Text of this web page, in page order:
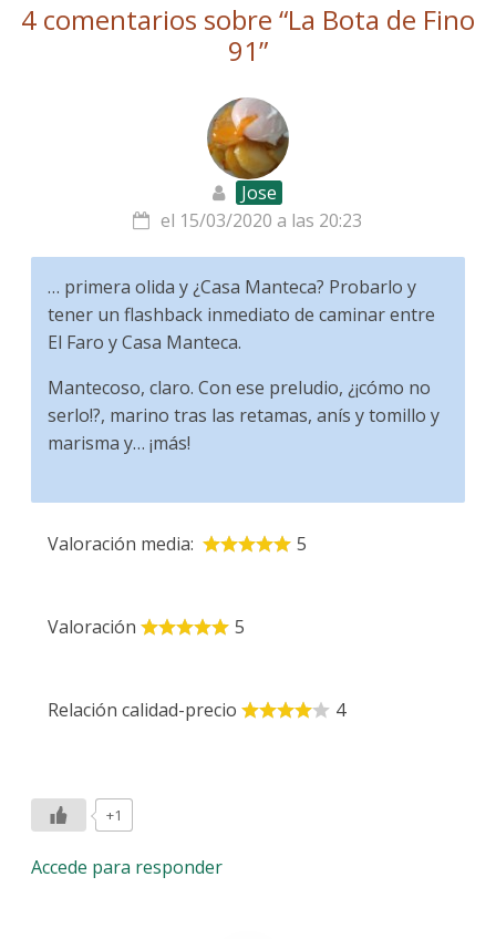
4 comentarios sobre “La Bota de Fino
91”
Jose
el 15/03/2020 a las 20:23
… primera olida y ¿Casa Manteca? Probarlo y
tener un flashback inmediato de caminar entre
El Faro y Casa Manteca.
Mantecoso, claro. Con ese preludio, ¿¡cómo no
serlo!?, marino tras las retamas, anís y tomillo y
marisma y… ¡más!
Valoración media: 5
Valoración 5
Relación calidad-precio 4
+1
Accede para responder